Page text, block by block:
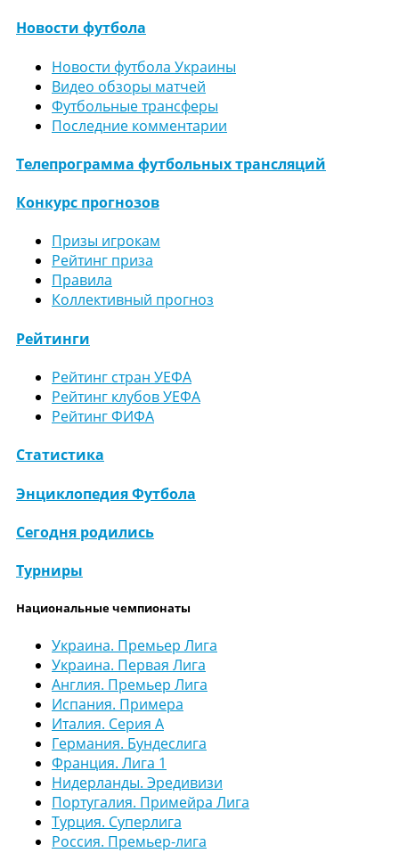
Новости футбола
Новости футбола Украины
Видео обзоры матчей
Футбольные трансферы
Последние комментарии
Телепрограмма футбольных трансляций
Конкурс прогнозов
Призы игрокам
Рейтинг приза
Правила
Коллективный прогноз
Рейтинги
Рейтинг стран УЕФА
Рейтинг клубов УЕФА
Рейтинг ФИФА
Статистика
Энциклопедия Футбола
Сегодня родились
Турниры
Национальные чемпионаты
Украина. Премьер Лига
Украина. Первая Лига
Англия. Премьер Лига
Испания. Примера
Италия. Серия А
Германия. Бундеслига
Франция. Лига 1
Нидерланды. Эредивизи
Португалия. Примейра Лига
Турция. Суперлига
Россия. Премьер-лига